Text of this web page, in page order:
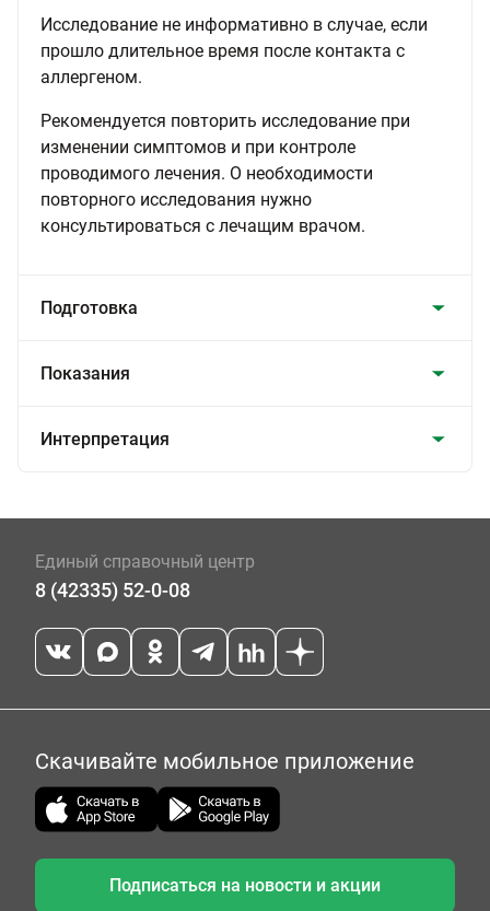
Исследование не информативно в случае, если
прошло длительное время после контакта с
аллергеном.
Рекомендуется повторить исследование при
изменении симптомов и при контроле
проводимого лечения. О необходимости
повторного исследования нужно
консультироваться с лечащим врачом.
Подготовка
Показания
Интерпретация
Единый справочный центр
8 (42335) 52-0-08
Скачивайте мобильное приложение
Подписаться на новости и акции